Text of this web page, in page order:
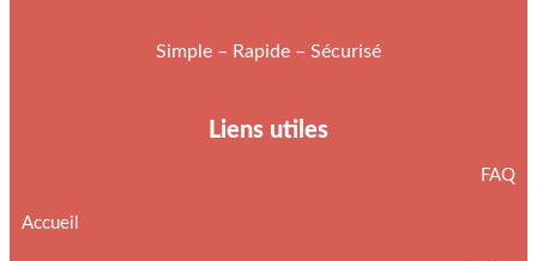
Simple – Rapide – Sécurisé
Liens utiles
Accueil
FAQ